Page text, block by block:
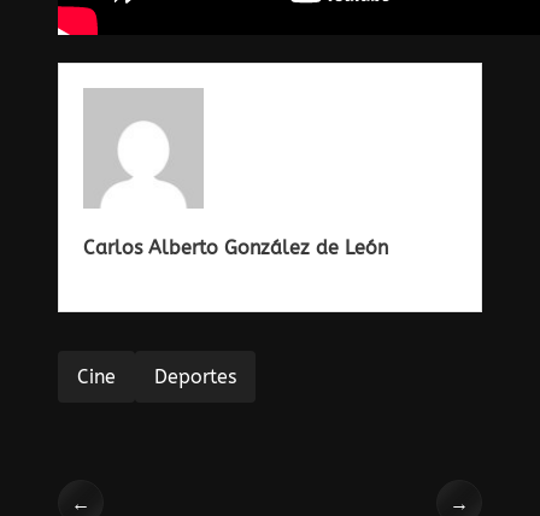
Carlos Alberto González de León
Cine Deportes
←
→